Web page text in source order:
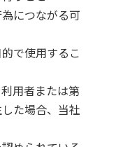
につながる可
で使用するこ
用者または第
た場合、当社